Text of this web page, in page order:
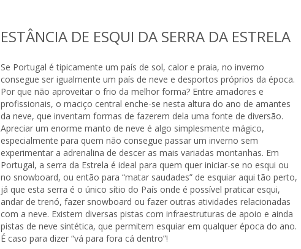
ESTÂNCIA DE ESQUI DA SERRA DA ESTRELA
Se Portugal é tipicamente um país de sol, calor e praia, no inverno
consegue ser igualmente um país de neve e desportos próprios da época.
Por que não aproveitar o frio da melhor forma? Entre amadores e
profissionais, o maciço central enche-se nesta altura do ano de amantes
da neve, que inventam formas de fazerem dela uma fonte de diversão.
Apreciar um enorme manto de neve é algo simplesmente mágico,
especialmente para quem não consegue passar um inverno sem
experimentar a adrenalina de descer as mais variadas montanhas. Em
Portugal, a serra da Estrela é ideal para quem quer iniciar-se no esqui ou
no snowboard, ou então para “matar saudades” de esquiar aqui tão perto,
já que esta serra é o único sítio do País onde é possível praticar esqui,
andar de trenó, fazer snowboard ou fazer outras atividades relacionadas
com a neve. Existem diversas pistas com infraestruturas de apoio e ainda
pistas de neve sintética, que permitem esquiar em qualquer época do ano.
É caso para dizer “vá para fora cá dentro”!